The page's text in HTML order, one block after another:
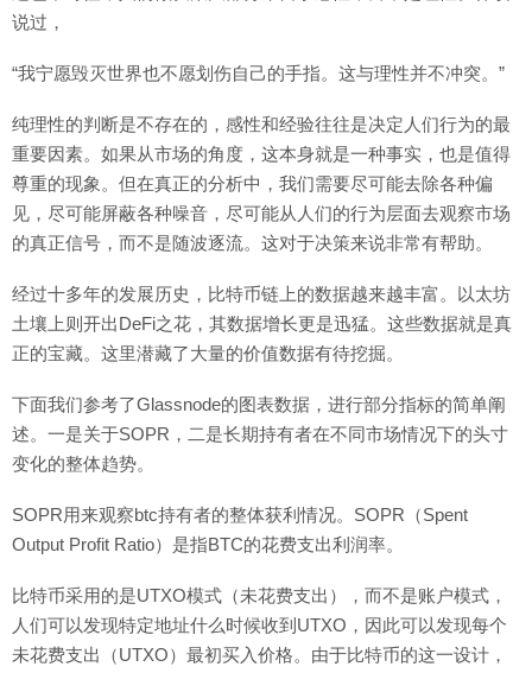
说过，
“我宁愿毁灭世界也不愿划伤自己的手指。这与理性并不冲突。”
纯理性的判断是不存在的，感性和经验往往是决定人们行为的最
重要因素。如果从市场的角度，这本身就是一种事实，也是值得
尊重的现象。但在真正的分析中，我们需要尽可能去除各种偏
见，尽可能屏蔽各种噪音，尽可能从人们的行为层面去观察市场
的真正信号，而不是随波逐流。这对于决策来说非常有帮助。
经过十多年的发展历史，比特币链上的数据越来越丰富。以太坊
土壤上则开出DeFi之花，其数据增长更是迅猛。这些数据就是真
正的宝藏。这里潜藏了大量的价值数据有待挖掘。
下面我们参考了Glassnode的图表数据，进行部分指标的简单阐
述。一是关于SOPR，二是长期持有者在不同市场情况下的头寸
变化的整体趋势。
SOPR用来观察btc持有者的整体获利情况。SOPR（Spent
Output Profit Ratio）是指BTC的花费支出利润率。
比特币采用的是UTXO模式（未花费支出），而不是账户模式，
人们可以发现特定地址什么时候收到UTXO，因此可以发现每个
未花费支出（UTXO）最初买入价格。由于比特币的这一设计，